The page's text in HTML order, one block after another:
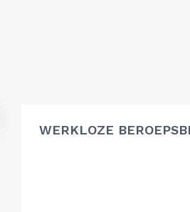
WERKLOZE